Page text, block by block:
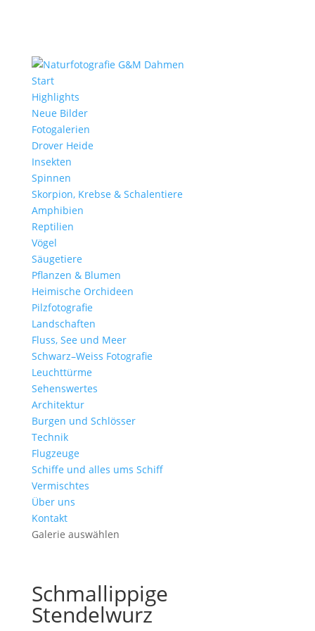
Start
Highlights
Neue Bilder
Fotogalerien
Drover Heide
Insekten
Spinnen
Skorpion, Krebse & Schalentiere
Amphibien
Reptilien
Vögel
Säugetiere
Pflanzen & Blumen
Heimische Orchideen
Pilzfotografie
Landschaften
Fluss, See und Meer
Schwarz–Weiss Fotografie
Leuchttürme
Sehenswertes
Architektur
Burgen und Schlösser
Technik
Flugzeuge
Schiffe und alles ums Schiff
Vermischtes
Über uns
Kontakt
Galerie auswählen
Schmallippige
Stendelwurz